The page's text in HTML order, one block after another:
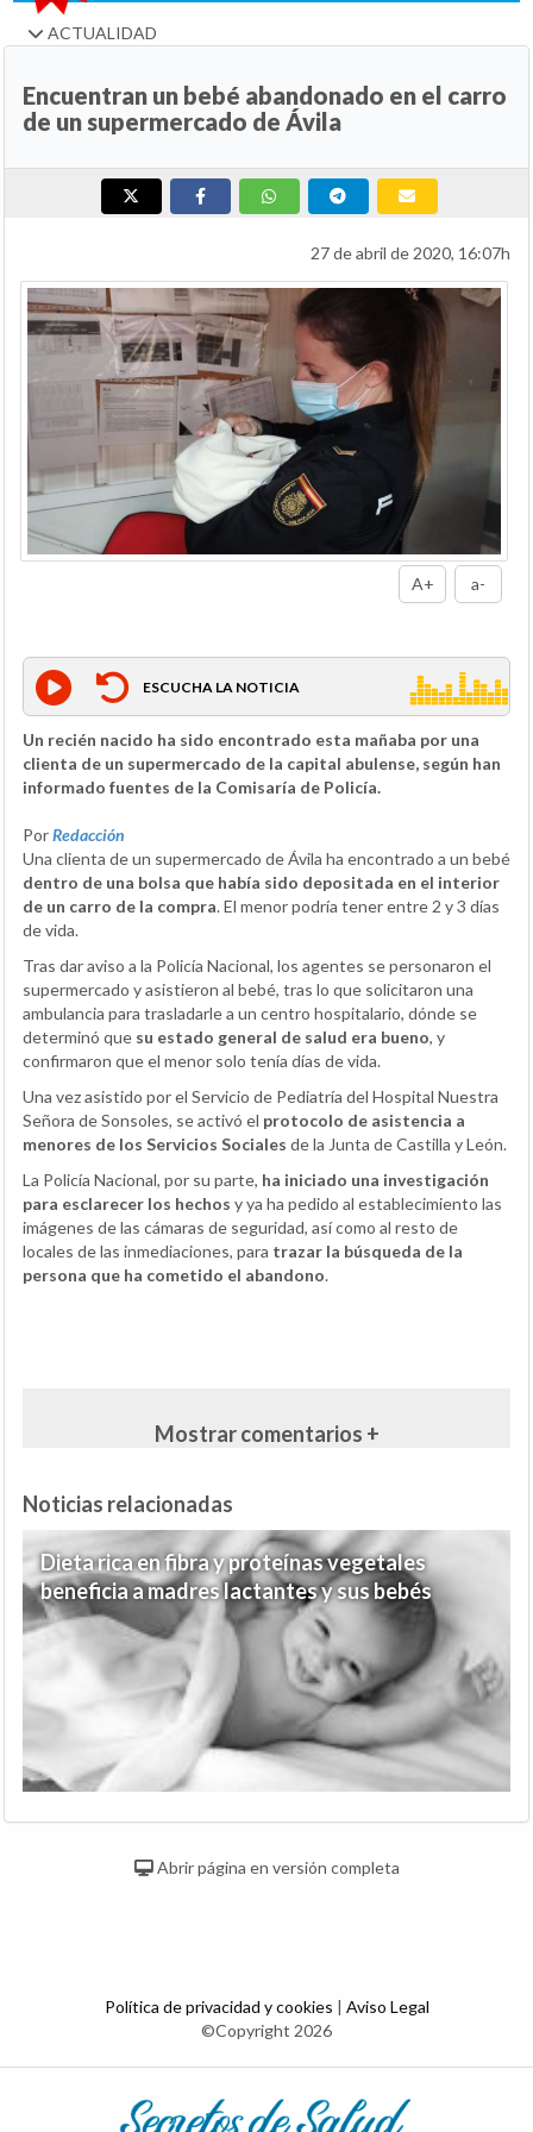
ACTUALIDAD
Encuentran un bebé abandonado en el carro
de un supermercado de Ávila
27 de abril de 2020, 16:07h
A+ a-
ESCUCHA LA NOTICIA
Un recién nacido ha sido encontrado esta mañaba por una
clienta de un supermercado de la capital abulense, según han
informado fuentes de la Comisaría de Policía.
PorRedacción
Una clienta de un supermercado de Ávila ha encontrado a un bebé
dentro de una bolsa que había sido depositada en el interior
de un carro de la compra. El menor podría tener entre 2 y 3 días
de vida.
Tras dar aviso a la Policía Nacional, los agentes se personaron el
supermercado y asistieron al bebé, tras lo que solicitaron una
ambulancia para trasladarle a un centro hospitalario, dónde se
determinó que su estado general de salud era bueno, y
confirmaron que el menor solo tenía días de vida.
Una vez asistido por el Servicio de Pediatría del Hospital Nuestra
Señora de Sonsoles, se activó el protocolo de asistencia a
menores de los Servicios Sociales de la Junta de Castilla y León.
La Policía Nacional, por su parte, ha iniciado una investigación
para esclarecer los hechos y ya ha pedido al establecimiento las
imágenes de las cámaras de seguridad, así como al resto de
locales de las inmediaciones, para trazar la búsqueda de la
persona que ha cometido el abandono.
Mostrar comentarios +
Noticias relacionadas
Dieta rica en fibra y proteínas vegetales
beneficia a madres lactantes y sus bebés
Abrir página en versión completa
Política de privacidad y cookies | Aviso Legal
©Copyright 2026